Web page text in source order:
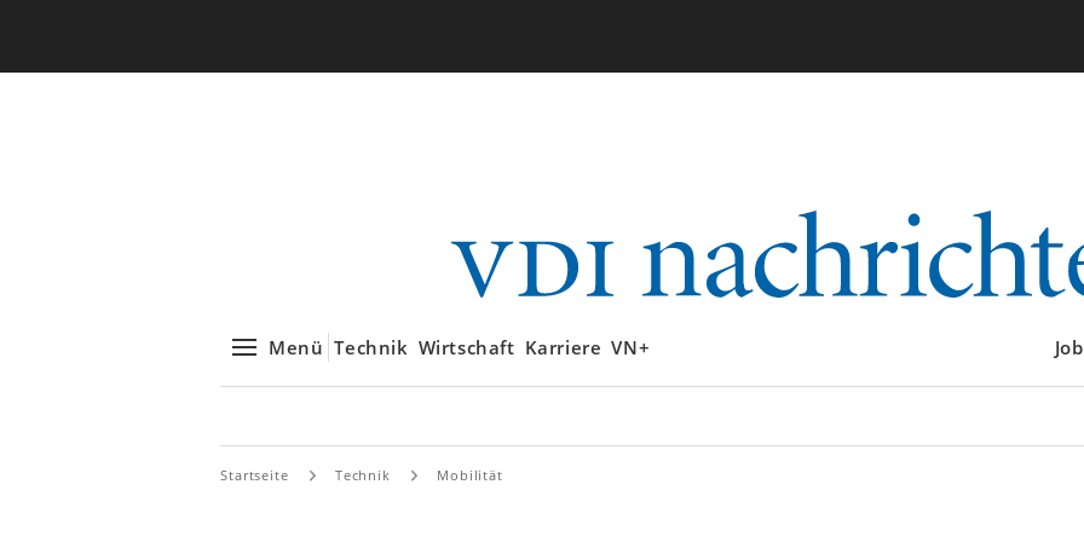
Menü Technik Wirtschaft Karriere VN+
Startseite Technik Mobilität